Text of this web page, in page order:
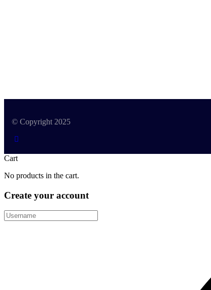
© Copyright 2025
Cart
No products in the cart.
Create your account